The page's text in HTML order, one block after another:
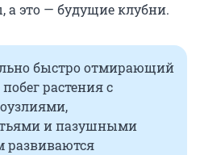
это — будущие клубни.
быстро отмирающий
растения с
и пазушными
развиваются